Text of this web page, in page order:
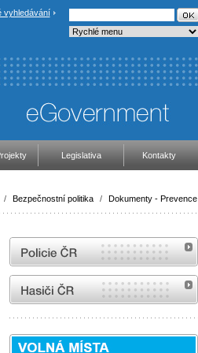
vyhledávání
Legislativa Kontakty
/ Bezpečnostní politika / Dokumenty - Prevence
internetové stránky Policie ČR
internetové stránky Hasiči ČR